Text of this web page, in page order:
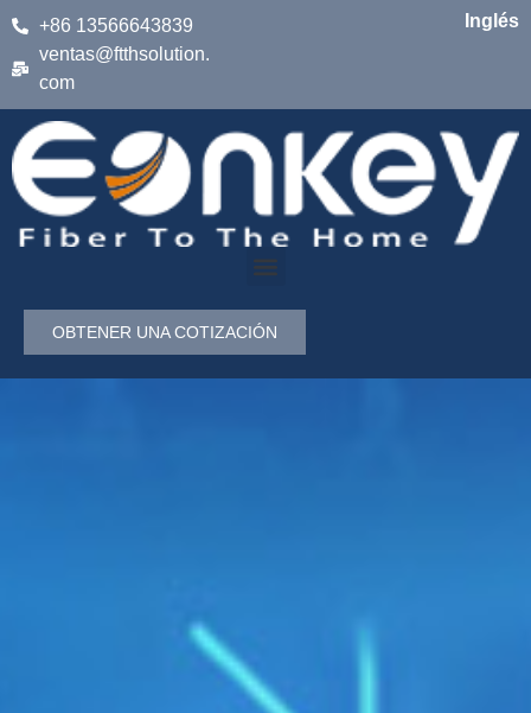
+86 13566643839
ventas@ftthsolution.
com
Inglés
OBTENER UNA COTIZACIÓN